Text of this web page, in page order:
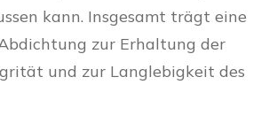
kann. Insgesamt trägt eine
zur Erhaltung der
und zur Langlebigkeit des